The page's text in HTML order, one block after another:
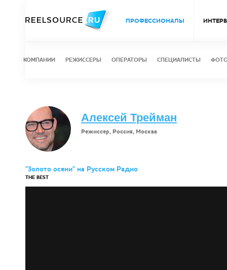
ПРОФЕССИОНАЛЫ
КОМПАНИИ РЕЖИССЕРЫ ОПЕРАТОРЫ СПЕЦИАЛИСТЫ
Алексей Трейман
Режиссер, Россия, Москва
"Золото осени" на Русском Радио
THE BEST